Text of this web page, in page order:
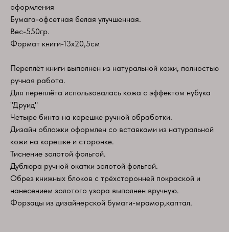
оформления
Бумага-офсетная белая улучшенная.
Вес-550гр.
Формат книги-13х20,5см
Переплёт книги выполнен из натуральной кожи, полностью
ручная работа.
Для переплёта использовалась кожа с эффектом нубука
"Друид"
Четыре бинта на корешке ручной обработки.
Дизайн обложки оформлен со вставками из натуральной
кожи на корешке и сторонке.
Тиснение золотой фольгой.
Дублюра ручной окатки золотой фольгой.
Обрез книжных блоков с трёхсторонней покраской и
нанесением золотого узора выполнен вручную.
Форзацы из дизайнерской бумаги-мрамор,каптал.